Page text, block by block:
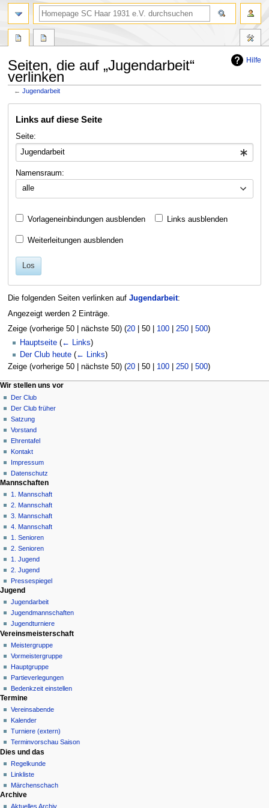
Hilfe
Seiten, die auf „Jugendarbeit“
verlinken
←Jugendarbeit
Navigation
Suche
Links auf diese Seite
Seite:
Namensraum:
alle
Vorlageneinbindungen ausblenden Links ausblenden
Weiterleitungen ausblenden
Los
Die folgenden Seiten verlinken auf Jugendarbeit:
Angezeigt werden 2 Einträge.
Zeige (vorherige 50| nächste 50) (20| 50| 100| 250| 500)
Hauptseite (← Links)
Der Club heute (← Links)
Zeige (vorherige 50| nächste 50) (20| 50| 100| 250| 500)
N
a
v
g
a
i
o
n
s
m
e
n
ü
Seitenaktionen
Seite
Diskussion
Lesen
Quelltext
anzeigen
Versionsgeschichte
Meine Werkzeuge
Anmelden
Suche
Wir stellen uns vor
Der Club
Der Club früher
Satzung
Vorstand
Ehrentafel
Kontakt
Impressum
Datenschutz
Mannschaften
1. Mannschaft
2. Mannschaft
3. Mannschaft
4. Mannschaft
1. Senioren
2. Senioren
1. Jugend
2. Jugend
Pressespiegel
Jugend
Jugendarbeit
Jugendmannschaften
Jugendturniere
Vereinsmeisterschaft
Meistergruppe
Vormeistergruppe
Hauptgruppe
Partieverlegungen
Bedenkzeit einstellen
Termine
Vereinsabende
Kalender
Turniere (extern)
Terminvorschau Saison
Dies und das
Regelkunde
Linkliste
Märchenschach
Archive
Aktuelles Archiv